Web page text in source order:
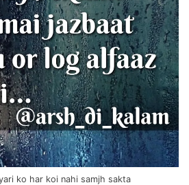
ko har koi nahi samjh sakta